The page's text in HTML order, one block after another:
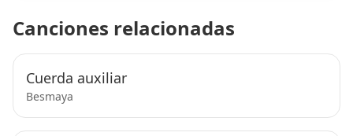
Canciones relacionadas
Cuerda auxiliar
Besmaya